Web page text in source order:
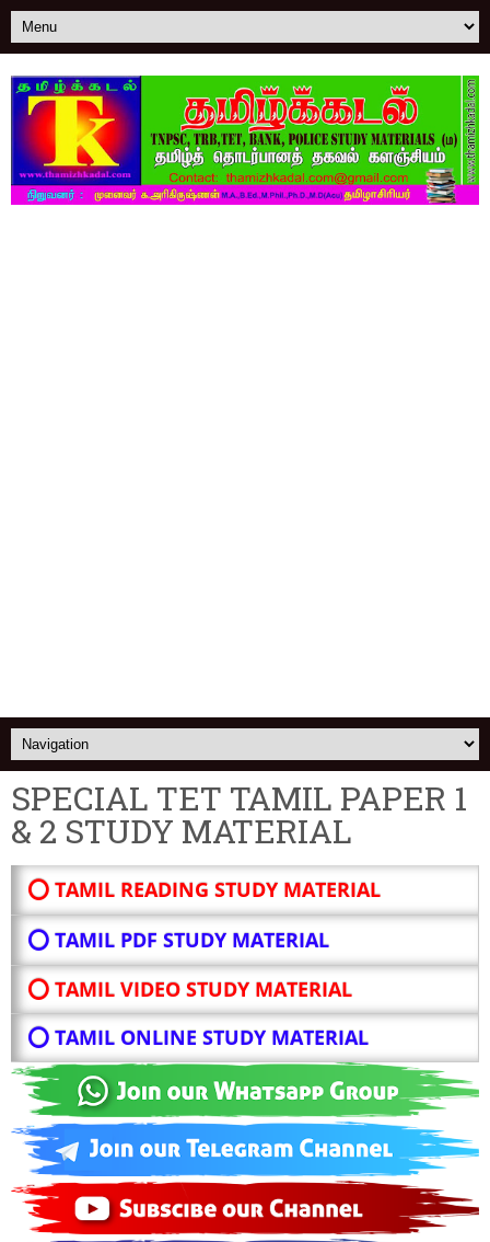
SPECIAL TET TAMIL PAPER 1
& 2 STUDY MATERIAL
⭕ TAMIL READING STUDY MATERIAL
⭕ TAMIL PDF STUDY MATERIAL
⭕ TAMIL VIDEO STUDY MATERIAL
⭕ TAMIL ONLINE STUDY MATERIAL